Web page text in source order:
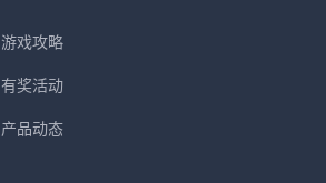
游戏攻略
有奖活动
产品动态